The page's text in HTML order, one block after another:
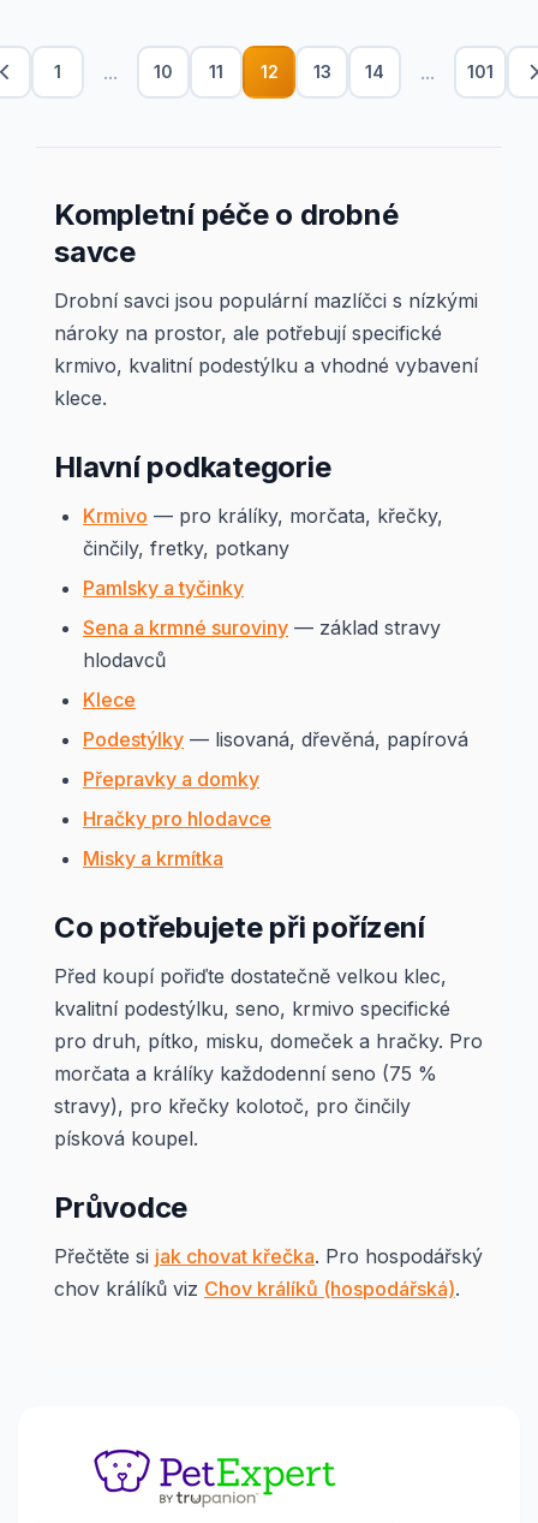
1 ... 10 11 12 13 14 ... 101
Kompletní péče o drobné
savce
Drobní savci jsou populární mazlíčci s nízkými
nároky na prostor, ale potřebují specifické
krmivo, kvalitní podestýlku a vhodné vybavení
klece.
Hlavní podkategorie
Krmivo — pro králíky, morčata, křečky,
činčily, fretky, potkany
Pamlsky a tyčinky
Sena a krmné suroviny — základ stravy
hlodavců
Klece
Podestýlky — lisovaná, dřevěná, papírová
Přepravky a domky
Hračky pro hlodavce
Misky a krmítka
Co potřebujete při pořízení
Před koupí pořiďte dostatečně velkou klec,
kvalitní podestýlku, seno, krmivo specifické
pro druh, pítko, misku, domeček a hračky. Pro
morčata a králíky každodenní seno (75 %
stravy), pro křečky kolotoč, pro činčily
písková koupel.
Průvodce
Přečtěte si jak chovat křečka. Pro hospodářský
chov králíků viz Chov králíků (hospodářská).